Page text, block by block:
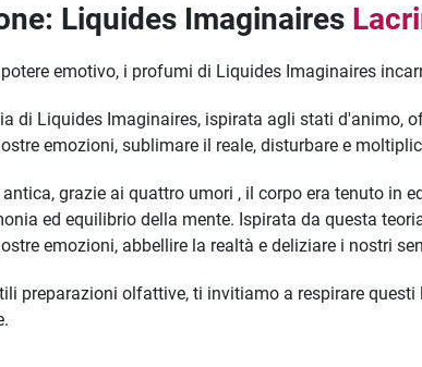
Liquides Imaginaires
emotivo, i profumi di Liquides Imaginaires
di Liquides Imaginaires, ispirata agli stati d'animo,
emozioni, sublimare il reale, disturbare e
grazie ai quattro umori , il corpo era tenuto in
ed equilibrio della mente. Ispirata da questa
emozioni, abbellire la realtà e deliziare i nostri
preparazioni olfattive, ti invitiamo a respirare